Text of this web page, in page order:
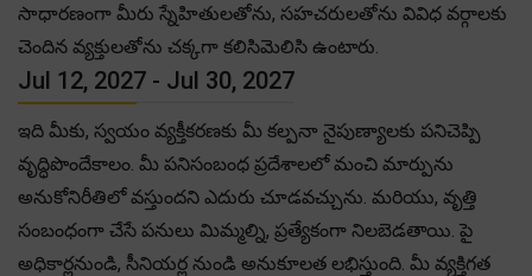
సాధారణంగా మీరు స్నేహితులతోను, సహచరులతోను వివిధ వర్గాలకు
చెందిన వ్యక్తులతోను చక్కగా కలిసిమెలిసి ఉంటారు.
Jul 12, 2027 - Jul 30, 2027
ఇది మీకు, స్వయం వ్యక్తీకరణకు మీ కల్పనా నైపుణ్యాలకు పనిచెప్పి
వృద్ధిపొందేకాలం. మీ పనిసంబంధ ప్రదేశాలలో మంచి మార్పును
అనుకోనిరీతిలో వస్తుందని ఎదురు చూడవచ్చును. మరియు, వృత్తి
సంబంధంగా చేసే పనులు మిమ్మల్ని, ప్రత్యేకంగా నిలబెడతాయి. పై
అధికార్లనుండి, సీనియర్ల నుండి అనుకూలత లభిస్తుంది. మీ వ్యక్తిగత